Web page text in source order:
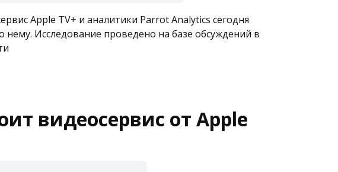
Apple TV+ и аналитики Parrot Analytics сегодня
нему. Исследование проведено на базе обсуждений в
видеосервис от Apple